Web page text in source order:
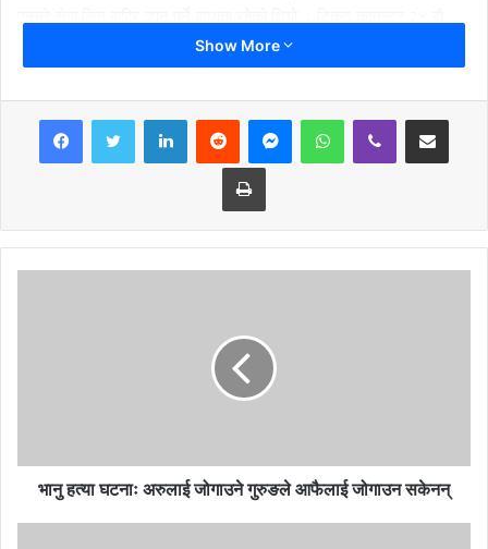
घण्टा खुला राखिएको अध्यक्ष थापाले जानकारी दिनुभयो । अस्पतालले हाल विशेषज्ञ
सेवालाई विस्तार गरेको छ । हरेक दिन छालाको रोग विशेषज्ञ, बालरोग विशेषज्ञ,
जनरल फिजिसियन, मेडिकल अधिकृत, हाडजोर्नी विशेषज्ञबाट सेवा प्रदान हुँदै
आएको समितिले जनाएको छ । १५ शैयाको क्षमताको अस्पताललाई हाल ५० शैया
सञ्चालन गरिएको छ । अस्पताल जग्गा अभावका कारण स्तरोन्नति हुनसकेको छैन
। १५ शैया क्षमताको अस्पताललाई जग्गा नै प्रमुख कारक रहँदै आएको छ ।
अस्ततालसँग जोडिएको अन्य दुई सरकारी कार्यालयको जमिन भोगचलनलाई दिएर
परिवर्तन गरेर प्रदेश सरकारले स्तरउन्नती गर्ने कार्य अघि बढाएको छ ।
अस्पताल तथा पशुसेवा विज्ञ केन्द्र स्वामित्वमा रहेको १.५ रोपनी गरी ३ रोपनी ८
आना जमिन भोगचलनको लागि प्राप्त भएको अध्यक्ष थापाले जानकारी दिनुभयो ।
Show More
Print
भानु हत्या घटनाः अरुलाई जोगाउने गुरुङले आफैलाई जोगाउन सकेनन्